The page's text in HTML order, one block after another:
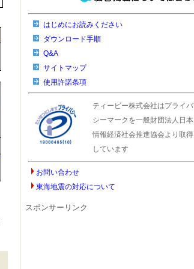
はじめにお読みください
ダウンロード手順
Q&A
サイトマップ
使用許諾条項
ティービー株式会社はプライバ
シーマークを一般財団法人日本
情報経済社会推進協会より取得
しています
お問い合わせ
東海地震の対応について
スポンサーリンク